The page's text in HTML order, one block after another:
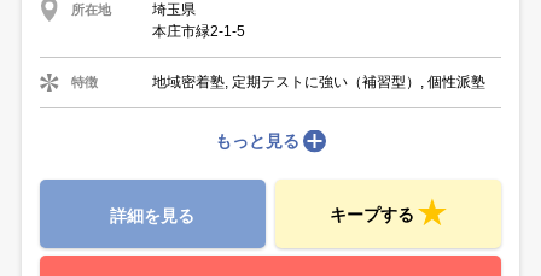
所在地
埼玉県
本庄市緑2-1-5
特徴 地域密着塾, 定期テストに強い（補習型）, 個性派塾
もっと見る
詳細を見る キープする